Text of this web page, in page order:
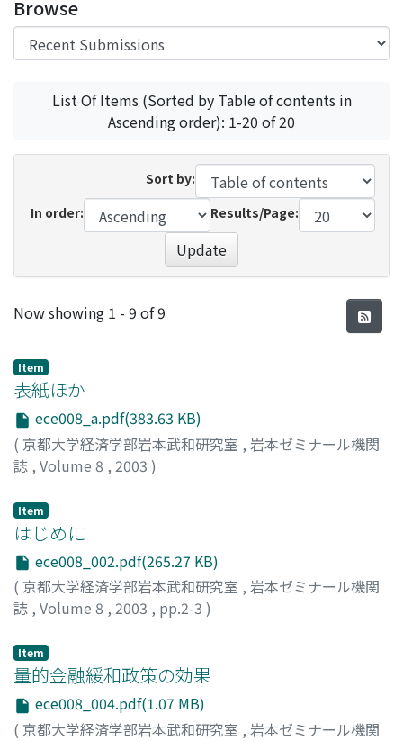
Browse
List Of Items (Sorted by Table of contents in
Ascending order): 1-20 of 20
Sort by:
In order:
Results/Page:
Update
Recent Submissions
Now showing 1 - 9 of 9
Item
表紙ほか
ece008_a.pdf(383.63 KB)
( 京都大学経済学部岩本武和研究室 , 岩本ゼミナール機関
誌 , Volume 8 , 2003 )
Item
はじめに
ece008_002.pdf(265.27 KB)
( 京都大学経済学部岩本武和研究室 , 岩本ゼミナール機関
誌 , Volume 8 , 2003 , pp.2-3 )
Item
量的金融緩和政策の効果
ece008_004.pdf(1.07 MB)
( 京都大学経済学部岩本武和研究室 , 岩本ゼミナール機関